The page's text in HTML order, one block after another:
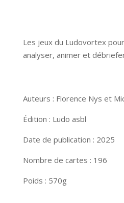
Les jeux du Ludovortex
analyser, animer et
Auteurs : Florence Nys et
Édition : Ludo asbl
Date de publication : 2025
Nombre de cartes : 196
Poids : 570g